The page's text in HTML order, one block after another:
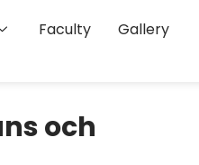
Faculty Gallery
och